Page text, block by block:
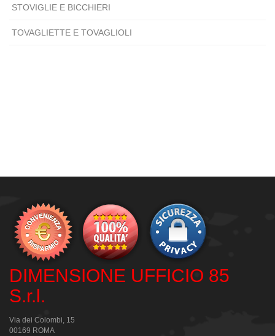
STOVIGLIE E BICCHIERI
TOVAGLIETTE E TOVAGLIOLI
DIMENSIONE UFFICIO 85
S.r.l.
Via dei Colombi, 15
00169 ROMA